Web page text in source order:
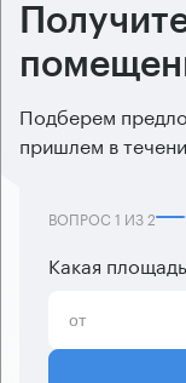
Подберем
пришлем в
ВОПРОС 1 ИЗ2
Какая